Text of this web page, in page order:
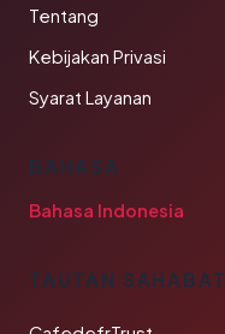
Tentang
Kebijakan Privasi
Syarat Layanan
BAHASA
Bahasa Indonesia
TAUTAN SAHABAT